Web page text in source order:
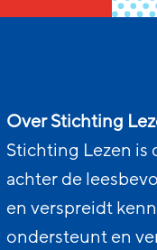
Over Stichting
Stichting Lezen is
achter de
en verspreidt
ondersteunt en